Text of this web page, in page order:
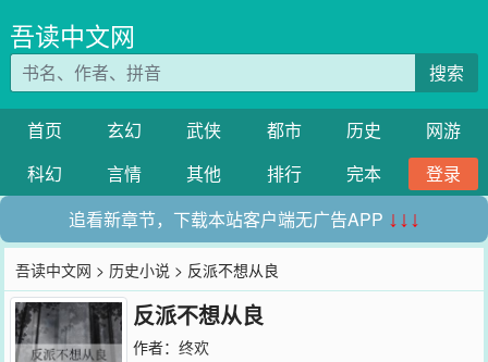
吾读中文网
搜索
首页 玄幻 武侠 都市 历史
网游
科幻
言情 其他 排行 完本
登录
追看新章节，下载本站客户端无广告APP ↓↓↓
吾读中文网 > 历史小说 > 反派不想从良
反派不想从良
作者： 终欢